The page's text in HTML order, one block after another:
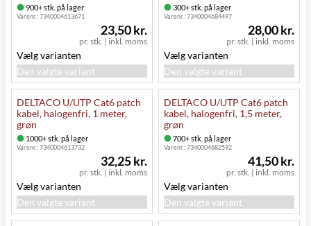
900+ stk. på lager
Varenr.:7340004613671
pr. stk. | inkl. moms
23,50 kr.
Vælg varianten
Den valgte variant
300+ stk. på lager
Varenr.:7340004684497
pr. stk. | inkl. moms
28,00 kr.
Vælg varianten
Den valgte variant
DELTACO U/UTP Cat6 patch
kabel, halogenfri, 1 meter,
grøn
1000+ stk. på lager
Varenr.:7340004613732
pr. stk. | inkl. moms
32,25 kr.
Vælg varianten
Den valgte variant
DELTACO U/UTP Cat6 patch
kabel, halogenfri, 1,5 meter,
grøn
700+ stk. på lager
Varenr.:7340004682592
pr. stk. | inkl. moms
41,50 kr.
Vælg varianten
Den valgte variant